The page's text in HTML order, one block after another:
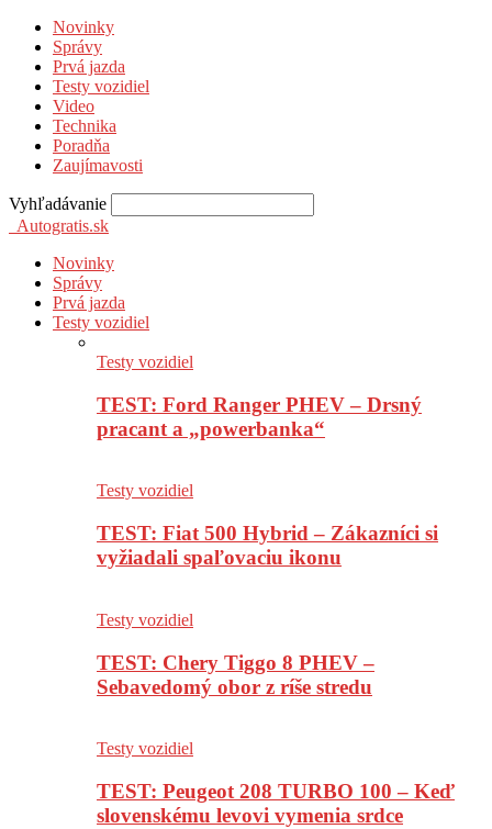
Novinky
Správy
Prvá jazda
Testy vozidiel
Video
Technika
Poradňa
Zaujímavosti
Vyhľadávanie
Autogratis.sk
Novinky
Správy
Prvá jazda
Testy vozidiel
Testy vozidiel
TEST: Ford Ranger PHEV – Drsný
pracant a „powerbanka“
Testy vozidiel
TEST: Fiat 500 Hybrid – Zákazníci si
vyžiadali spaľovaciu ikonu
Testy vozidiel
TEST: Chery Tiggo 8 PHEV –
Sebavedomý obor z ríše stredu
Testy vozidiel
TEST: Peugeot 208 TURBO 100 – Keď
slovenskému levovi vymenia srdce